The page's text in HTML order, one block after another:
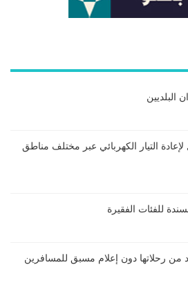
البلديين
تدخل لإعادة التيار الكهربائي عبر مختلف مناطق
للفئات الفقيرة
من رحلاتها دون إعلام مسبق للمسافرين